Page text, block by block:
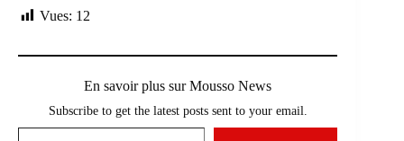
Vues: 12
En savoir plus sur Mousso News
Subscribe to get the latest posts sent to your email.
Saisissez votre adresse e-mail…